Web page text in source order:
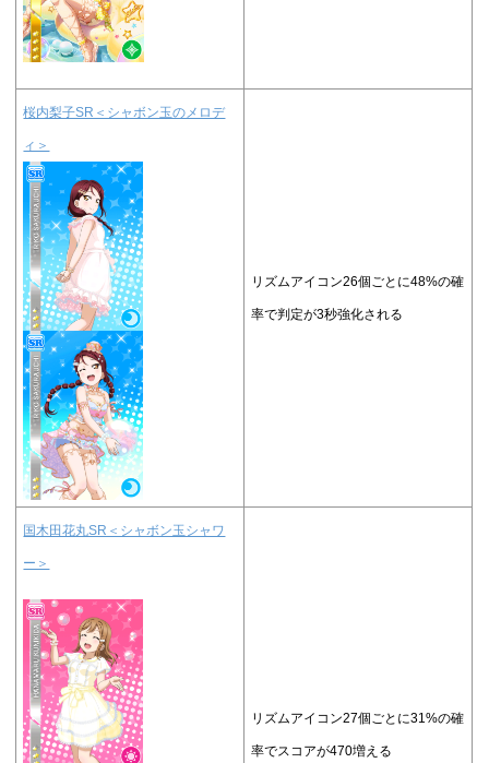
桜内梨子SR＜シャボン玉のメロデ
ィ＞
リズムアイコン26個ごとに48%の確
率で判定が3秒強化される
国木田花丸SR＜シャボン玉シャワ
ー＞
リズムアイコン27個ごとに31%の確
率でスコアが470増える